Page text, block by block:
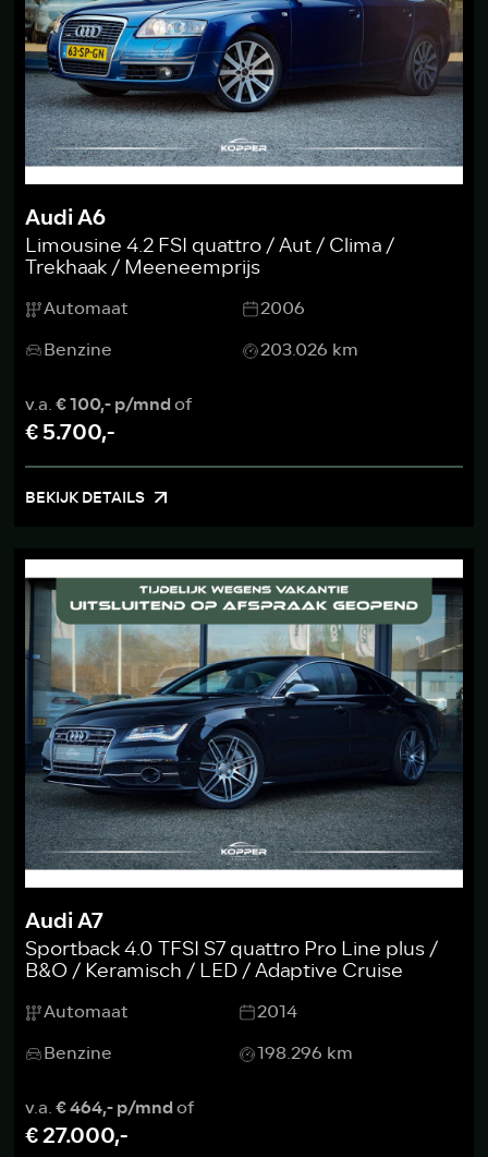
Audi A6
Limousine 4.2 FSI quattro / Aut / Clima /
Trekhaak / Meeneemprijs
Automaat
2006
Benzine
203.026 km
v.a.€ 100,- p/mndof
€ 5.700,-
BEKIJK DETAILS
Audi A7
Sportback 4.0 TFSI S7 quattro Pro Line plus /
B&O / Keramisch / LED / Adaptive Cruise
Automaat
2014
Benzine
198.296 km
v.a.€ 464,- p/mndof
€ 27.000,-